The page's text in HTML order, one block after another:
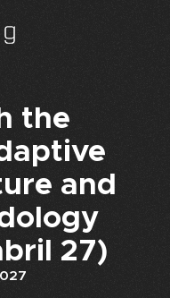
the
and
27)